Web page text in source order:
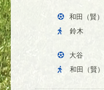
和田（賢）
鈴木
大谷
和田（賢）